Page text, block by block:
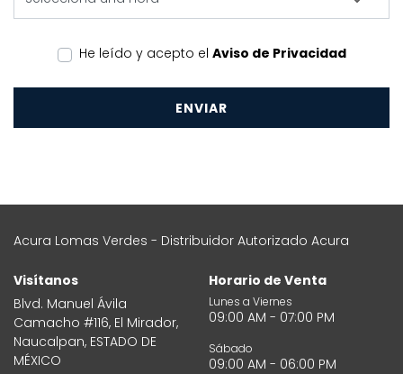
He leído y acepto el Aviso de Privacidad
ENVIAR
Acura Lomas Verdes - Distribuidor Autorizado Acura
Visítanos
Blvd. Manuel Ávila
Camacho #116, El Mirador,
Naucalpan, ESTADO DE
MÉXICO
Horario de Venta
Lunes a Viernes
09:00 AM - 07:00 PM
Sábado
09:00 AM - 06:00 PM